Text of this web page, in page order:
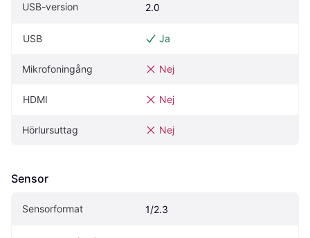
USB-version 2.0
USB Ja
Mikrofoningång Nej
HDMI Nej
Hörlursuttag Nej
Sensor
Sensorformat 1/2.3